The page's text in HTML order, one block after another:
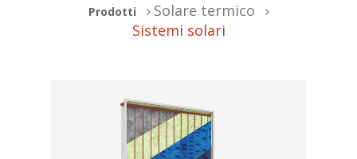
Prodotti
Solare termico
Sistemi solari